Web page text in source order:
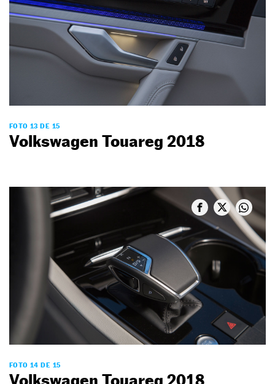
FOTO 13 DE 15
Volkswagen Touareg 2018
FOTO 14 DE 15
Volkswagen Touareg 2018